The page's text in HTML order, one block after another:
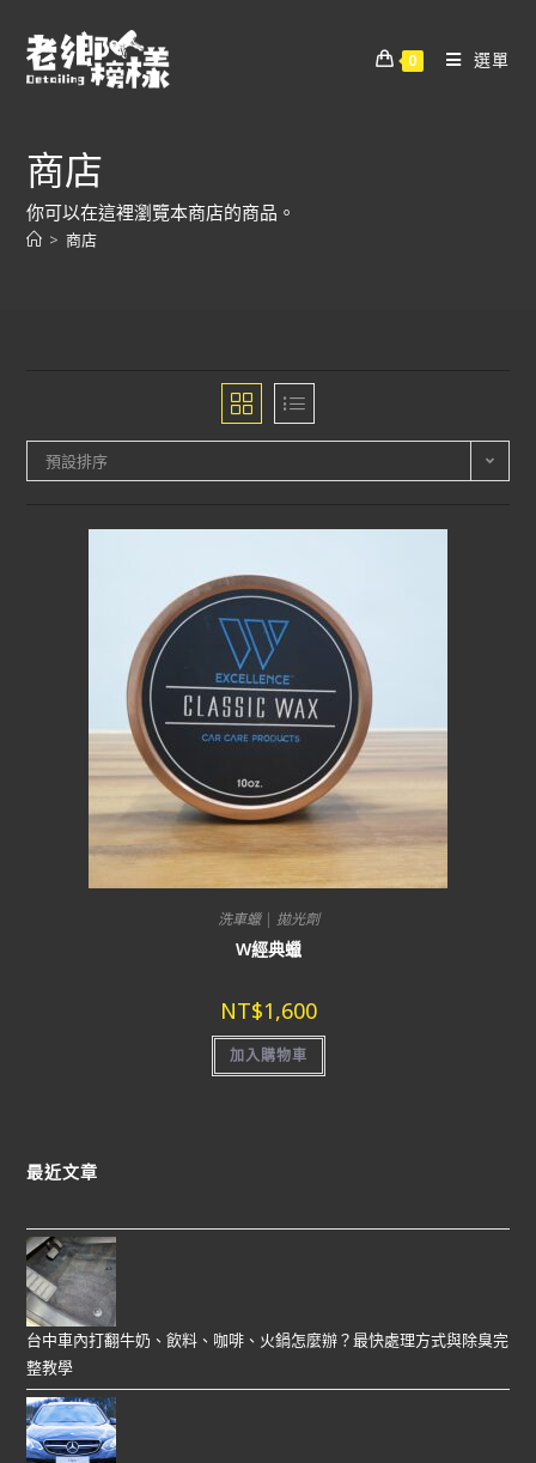
0 選單
商店
你可以在這裡瀏覽本商店的商品。
> 商店
預設排序
洗車蠟 | 拋光劑
W經典蠟
NT$1,600
加入購物車
最近文章
台中車內打翻牛奶、飲料、咖啡、火鍋怎麼辦？最快處理方式與除臭完
整教學